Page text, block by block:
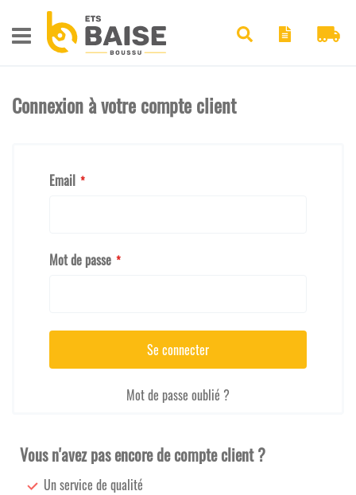
Chercher
Connexion à votre compte client
Email
Mot de passe
Se connecter
Mot de passe oublié ?
Vous n'avez pas encore de compte client ?
Un service de qualité